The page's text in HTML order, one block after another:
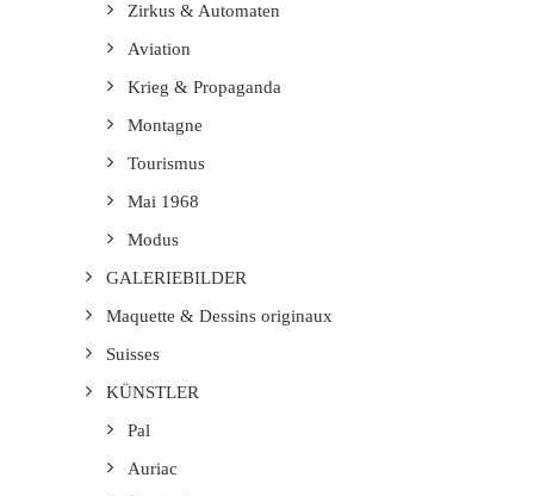
Zirkus & Automaten
Aviation
Krieg & Propaganda
Montagne
Tourismus
Mai 1968
Modus
GALERIEBILDER
Maquette & Dessins originaux
Suisses
KÜNSTLER
Pal
Auriac